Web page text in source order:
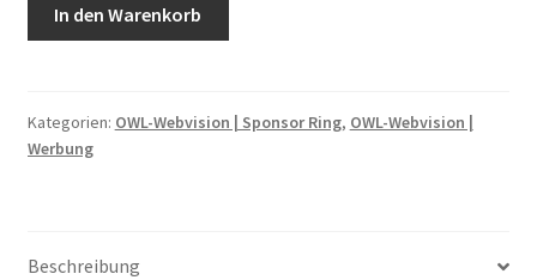
„Jetzt
oder
In den Warenkorb
Kategorien: OWL-Webvision | Sponsor Ring, OWL-Webvision |
Werbung
Beschreibung